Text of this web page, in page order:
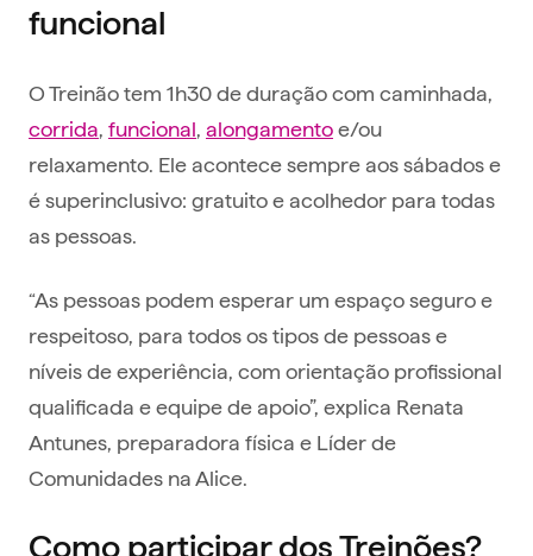
funcional
O Treinão tem 1h30 de duração com caminhada,
corrida, funcional, alongamentoe/ou
relaxamento. Ele acontece sempre aos sábados e
é superinclusivo: gratuito e acolhedor para todas
as pessoas.
“As pessoas podem esperar um espaço seguro e
respeitoso, para todos os tipos de pessoas e
níveis de experiência, com orientação profissional
qualificada e equipe de apoio”, explica Renata
Antunes, preparadora física e Líder de
Comunidades na Alice.
Como participar dos Treinões?